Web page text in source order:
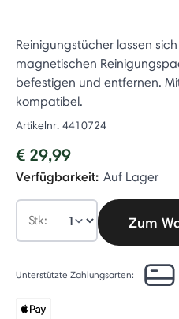
Reinigungstücher lassen
magnetischen
befestigen und entfernen.
kompatibel.
Artikelnr. 4410724
€ 29,99
Verfügbarkeit: Auf Lager
Stk: Zum
Unterstützte Zahlungsarten: